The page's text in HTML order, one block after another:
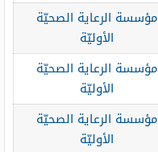
مؤسسة الرعاية الصحيّة
الأوليّة
مؤسسة الرعاية الصحيّة
الأوليّة
مؤسسة الرعاية الصحيّة
الأوليّة